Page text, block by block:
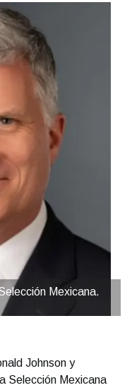
Mexicana.
Johnson y
Selección Mexicana